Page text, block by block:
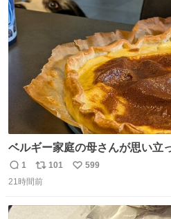
数
ベルギー家庭の母さんが思い立
は「砂糖のケーキ」。パイ生地
け、クリームと卵の液を注いで
ギーのだよ」というこれ、素朴
返
信
1
リ
ポ
101
い
数
599
21時間前